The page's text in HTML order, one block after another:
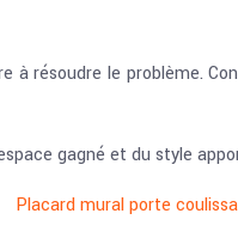
à résoudre le problème.
gagné et du style
Placard mural porte